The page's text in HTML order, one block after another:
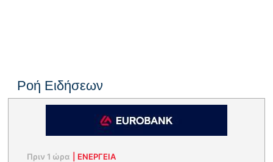
Ροή Ειδήσεων
Πριν 1 ώρα ΕΝΈΡΓΕΙΑ